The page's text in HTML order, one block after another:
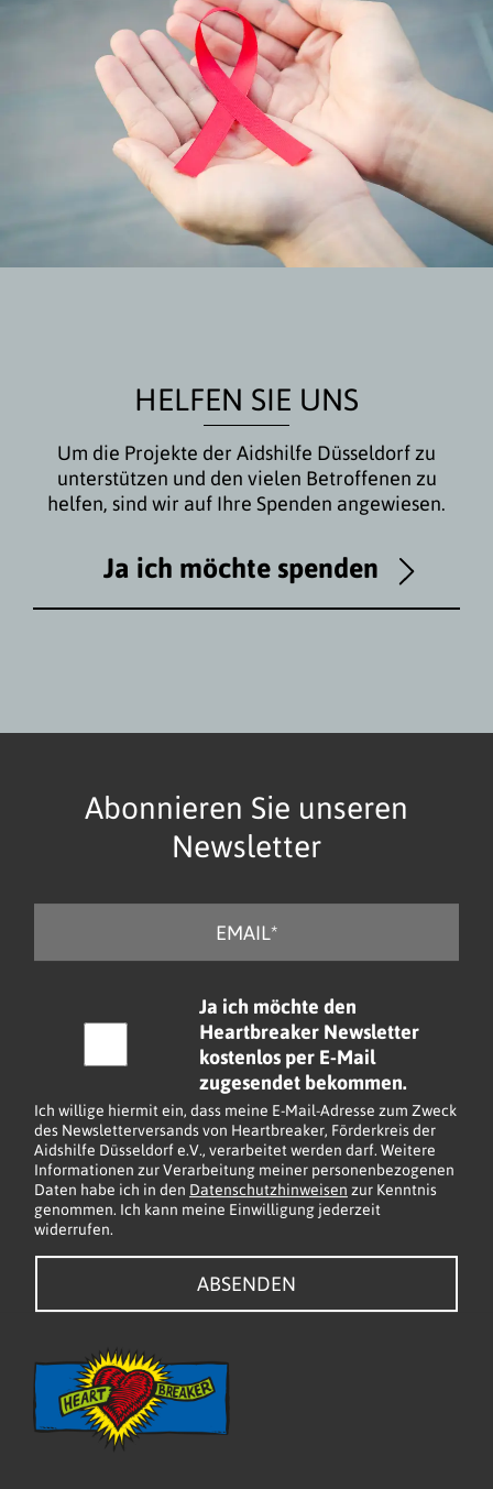
HELFEN SIE UNS
Um die Projekte der Aidshilfe Düsseldorf zu
unterstützen und den vielen Betroffenen zu
helfen, sind wir auf Ihre Spenden angewiesen.
Ja ich möchte spenden
Abonnieren Sie unseren
Newsletter
M
k
b
o
x
e
n
*
Ja ich möchte den
Heartbreaker Newsletter
kostenlos per E-Mail
zugesendet bekommen.
Ich willige hiermit ein, dass meine E-Mail-Adresse zum Zweck
des Newsletterversands von Heartbreaker, Förderkreis der
Aidshilfe Düsseldorf e.V., verarbeitet werden darf. Weitere
Informationen zur Verarbeitung meiner personenbezogenen
Daten habe ich in den Datenschutzhinweisen zur Kenntnis
genommen. Ich kann meine Einwilligung jederzeit
widerrufen.
ABSENDEN